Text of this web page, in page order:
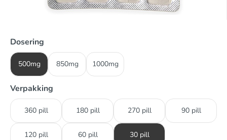
Dosering
500mg 850mg 1000mg
Verpakking
360 pill 180 pill 270 pill 90 pill
120 pill 60 pill 30 pill